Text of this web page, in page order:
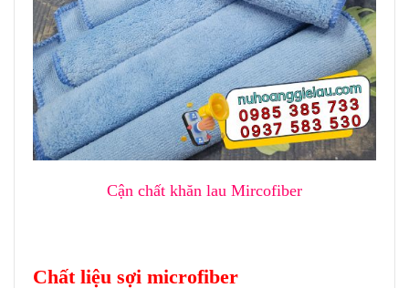
Cận chất khăn lau Mircofiber
Chất liệu sợi microfiber